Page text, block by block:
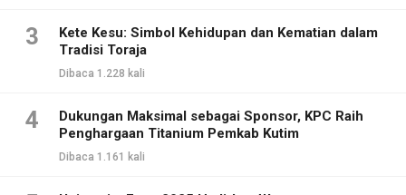
3
Kete Kesu: Simbol Kehidupan dan Kematian dalam
Tradisi Toraja
Dibaca 1.228 kali
4
Dukungan Maksimal sebagai Sponsor, KPC Raih
Penghargaan Titanium Pemkab Kutim
Dibaca 1.161 kali